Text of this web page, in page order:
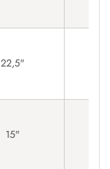
22,5"
15"